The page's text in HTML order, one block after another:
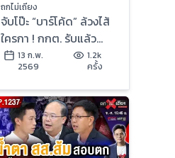
ถกไม่เถียง
จับโป๊ะ “บาร์โค้ด” ล้วงไส้
ใครกา ! กกต. รับแล้ว
“สแกนถึงต้นขั้ว” จับตา
“ส่อโมฆะ” ?
13 ก.พ.
2569
1.2k
ครั้ง